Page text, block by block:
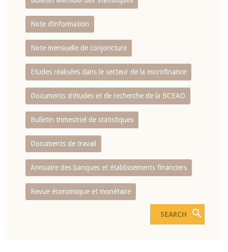
Note d’information
Note mensuelle de conjoncture
Etudes réalisées dans le secteur de la microfinance
Documents d’études et de recherche de la BCEAO
Bulletin trimestriel de statistiques
Documents de travail
Annuaire des banques et établissements financiers
Revue économique et monétaire